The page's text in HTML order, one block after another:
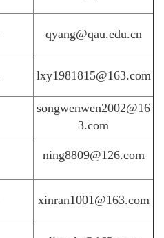
qyang@qau.edu.cn
lxy1981815@163.com
songwenwen2002@16
3.com
ning8809@126.com
xinran1001@163.com